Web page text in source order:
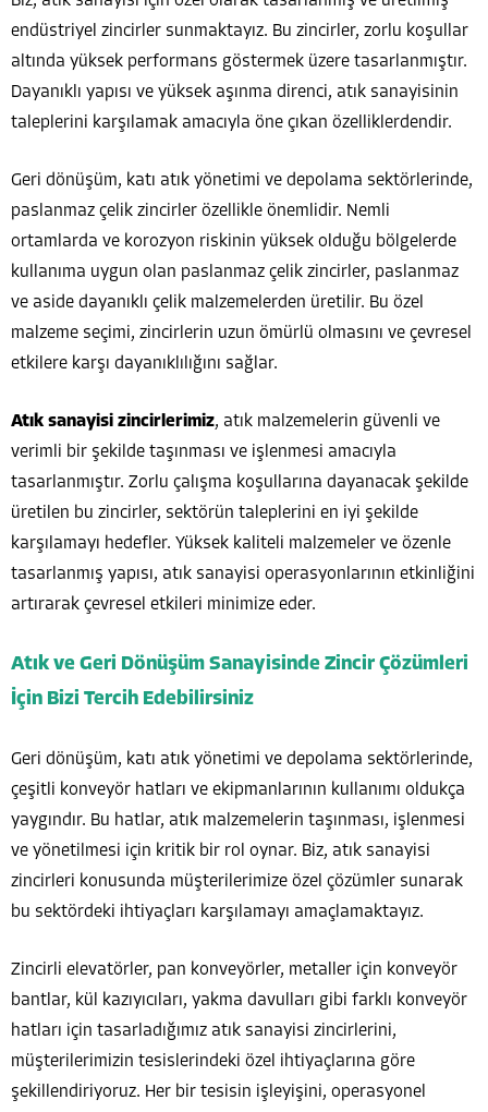
endüstriyel zincirler sunmaktayız. Bu zincirler, zorlu koşullar
altında yüksek performans göstermek üzere tasarlanmıştır.
Dayanıklı yapısı ve yüksek aşınma direnci, atık sanayisinin
taleplerini karşılamak amacıyla öne çıkan özelliklerdendir.
Geri dönüşüm, katı atık yönetimi ve depolama sektörlerinde,
paslanmaz çelik zincirler özellikle önemlidir. Nemli
ortamlarda ve korozyon riskinin yüksek olduğu bölgelerde
kullanıma uygun olan paslanmaz çelik zincirler, paslanmaz
ve aside dayanıklı çelik malzemelerden üretilir. Bu özel
malzeme seçimi, zincirlerin uzun ömürlü olmasını ve çevresel
etkilere karşı dayanıklılığını sağlar.
Atık sanayisi zincirlerimiz, atık malzemelerin güvenli ve
verimli bir şekilde taşınması ve işlenmesi amacıyla
tasarlanmıştır. Zorlu çalışma koşullarına dayanacak şekilde
üretilen bu zincirler, sektörün taleplerini en iyi şekilde
karşılamayı hedefler. Yüksek kaliteli malzemeler ve özenle
tasarlanmış yapısı, atık sanayisi operasyonlarının etkinliğini
artırarak çevresel etkileri minimize eder.
Atık ve Geri Dönüşüm Sanayisinde Zincir Çözümleri
İçin Bizi Tercih Edebilirsiniz
Geri dönüşüm, katı atık yönetimi ve depolama sektörlerinde,
çeşitli konveyör hatları ve ekipmanlarının kullanımı oldukça
yaygındır. Bu hatlar, atık malzemelerin taşınması, işlenmesi
ve yönetilmesi için kritik bir rol oynar. Biz, atık sanayisi
zincirleri konusunda müşterilerimize özel çözümler sunarak
bu sektördeki ihtiyaçları karşılamayı amaçlamaktayız.
Zincirli elevatörler, pan konveyörler, metaller için konveyör
bantlar, kül kazıyıcıları, yakma davulları gibi farklı konveyör
hatları için tasarladığımız atık sanayisi zincirlerini,
müşterilerimizin tesislerindeki özel ihtiyaçlarına göre
şekillendiriyoruz. Her bir tesisin işleyişini, operasyonel